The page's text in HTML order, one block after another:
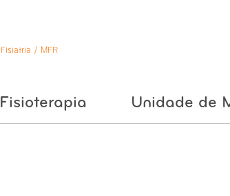
Fisiatria / MFR
Fisioterapia Unidade de